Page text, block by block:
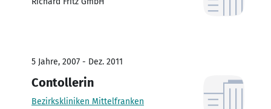
5 Jahre, 2007 - Dez. 2011
Contollerin
Bezirkskliniken Mittelfranken